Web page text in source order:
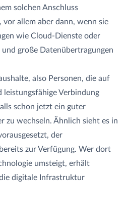
solchen Anschluss
allem aber dann, wenn sie
wie Cloud-Dienste oder
große Datenübertragungen
also Personen, die auf
Verbindung
schon jetzt ein guter
zu wechseln. Ähnlich sieht es in
der
zur Verfügung. Wer dort
umsteigt, erhält
digitale Infrastruktur